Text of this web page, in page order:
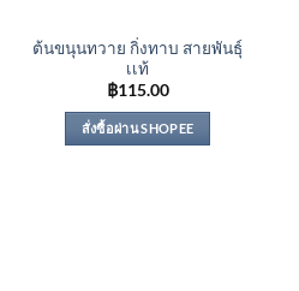
ต้นขนุนทวาย กิ่งทาบ สายพันธุ์
เเท้
฿115.00
สั่งซื้อผ่าน SHOPEE